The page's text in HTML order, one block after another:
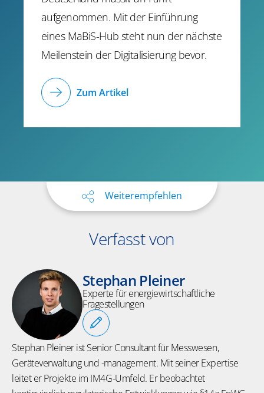
aufgenommen. Mit der Einführung
eines MaBiS-Hub steht nun der nächste
Meilenstein der Digitalisierung bevor.
Zum Artikel
Weiterempfehlen
Verfasst von
Stephan Pleiner
Experte für energiewirtschaftliche
Fragestellungen
Stephan Pleiner ist Senior Consultant für Messwesen,
Geräteverwaltung und -management. Mit seiner Expertise
leitet er Projekte im IM4G-Umfeld. Er beobachtet